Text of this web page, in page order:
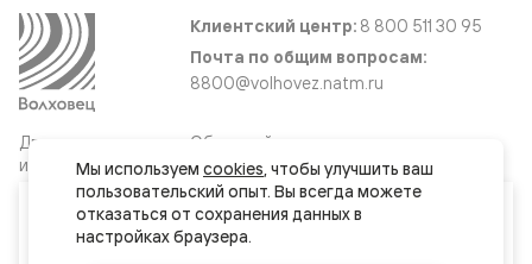
Ваш город
Двери
и интерьерные
решения
Клиентский центр: 8 800 511 30 95
Почта по общим вопросам:
8800@volhovez.natm.ru
Обратный звонок
Сайт не является публичной офертой
Мы используем cookies, чтобы улучшить ваш
пользовательский опыт. Вы всегда можете
отказаться от сохранения данных в